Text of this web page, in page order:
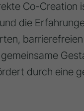
Co-Creation
die
durch eine